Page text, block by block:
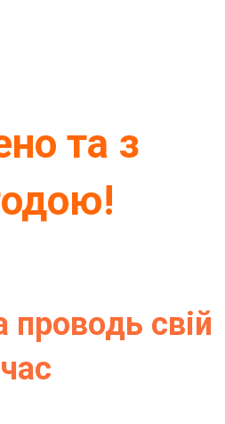
та з
проводь свій
час